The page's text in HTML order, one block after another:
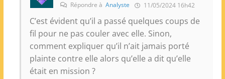
Répondre à Analyste 11/05/2024 16h42
C’est évident qu’il a passé quelques coups de
fil pour ne pas couler avec elle. Sinon,
comment expliquer qu’il n’ait jamais porté
plainte contre elle alors qu’elle a dit qu’elle
était en mission ?